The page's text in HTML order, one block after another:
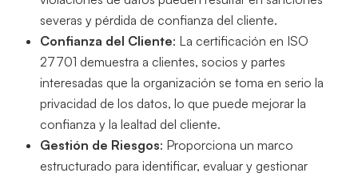
severas y pérdida de confianza del cliente.
Confianza del Cliente: La certificación en ISO
27701 demuestra a clientes, socios y partes
interesadas que la organización se toma en serio la
privacidad de los datos, lo que puede mejorar la
confianza y la lealtad del cliente.
Gestión de Riesgos: Proporciona un marco
estructurado para identificar, evaluar y gestionar